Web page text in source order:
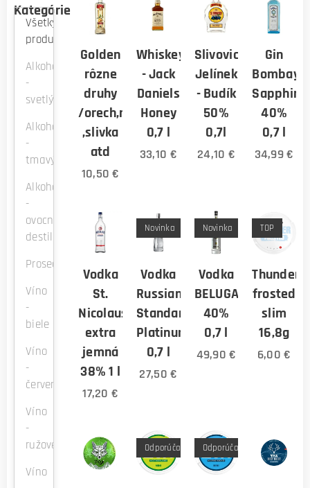
Kategórie
Všetky
produkty
Alkohol
-
svetlý
Alkohol
-
tmavý
Alkohol
-
ovocné
destiláty
Prosecco
Víno
-
biele
Víno
-
červené
Víno
-
ružové
Víno
Golden
rôzne
druhy
/orech,mrhula
,slivka
atd
10,50 €
Whiskey
- Jack
Daniels
Honey
0,7 l
33,10 €
Slivovica
Jelínek
- Budík
50%
0,7l
24,10 €
Gin
Bombay
Sapphire
40%
0,7 l
34,99€
Vodka
St.
Nicolaus
extra
jemná
38% 1 l
17,20 €
Vodka
Russian
Standard
Platinum
0,7 l
Novinka
27,50 €
Vodka
BELUGA
40%
0,7 l
Novinka
49,90 €
Thunder
frosted
slim
16,8g
TOP
6,00 €
Odporúčame Odporúčame!